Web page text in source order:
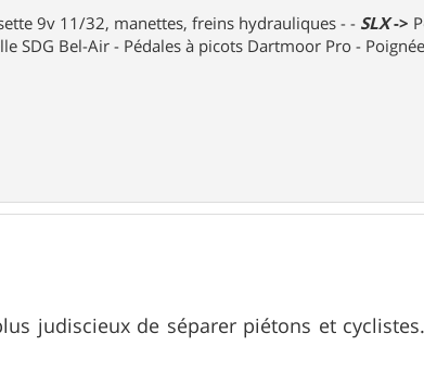
9v 11/32, manettes, freins hydrauliques - - SLX->
SDG Bel-Air - Pédales à picots Dartmoor Pro -
judiscieux de séparer piétons et